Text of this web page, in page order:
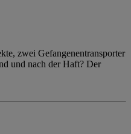
zwei Gefangenentransporter
und nach der Haft? Der